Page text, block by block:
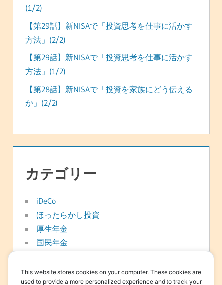
(1/2)
【第29話】新NISAで「投資思考を仕事に活かす
方法」(2/2)
【第29話】新NISAで「投資思考を仕事に活かす
方法」(1/2)
【第28話】新NISAで「投資を家族にどう伝える
か」(2/2)
カテゴリー
iDeCo
ほったらかし投資
厚生年金
国民年金
新NISA
This website stores cookies on your computer. These cookies are
used to provide a more personalized experience and to track your